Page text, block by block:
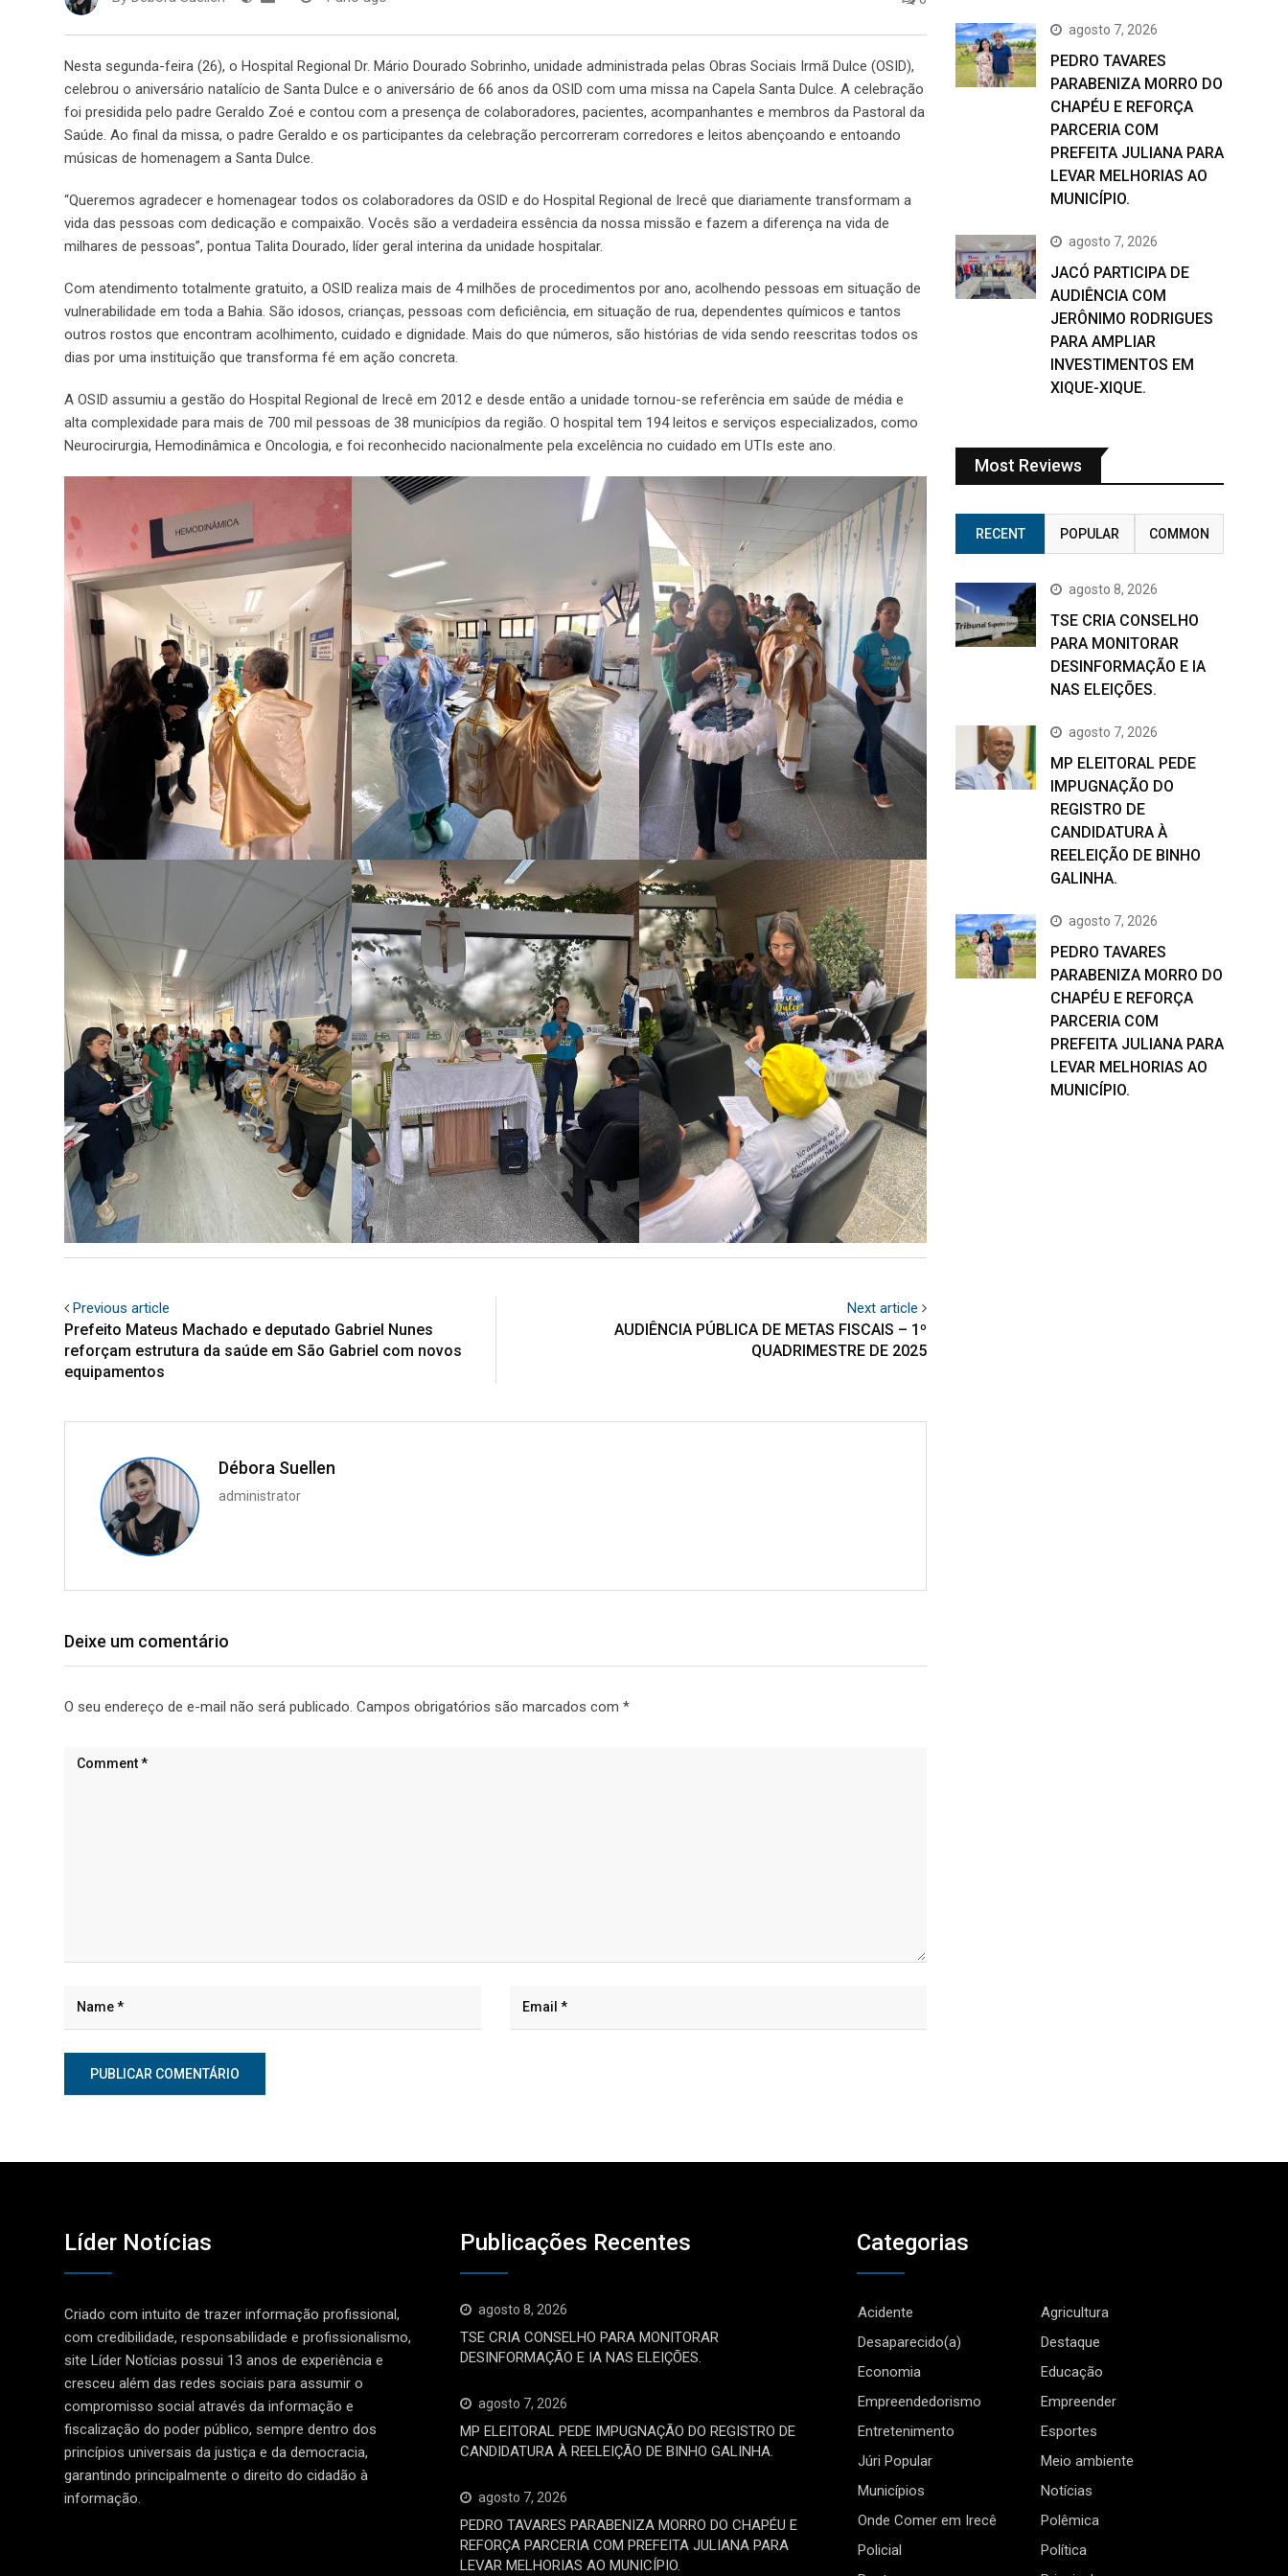
Nesta segunda-feira (26), o Hospital Regional Dr. Mário Dourado Sobrinho, unidade administrada pelas Obras Sociais Irmã Dulce (OSID),
celebrou o aniversário natalício de Santa Dulce e o aniversário de 66 anos da OSID com uma missa na Capela Santa Dulce. A celebração
foi presidida pelo padre Geraldo Zoé e contou com a presença de colaboradores, pacientes, acompanhantes e membros da Pastoral da
Saúde. Ao final da missa, o padre Geraldo e os participantes da celebração percorreram corredores e leitos abençoando e entoando
músicas de homenagem a Santa Dulce.
“Queremos agradecer e homenagear todos os colaboradores da OSID e do Hospital Regional de Irecê que diariamente transformam a
vida das pessoas com dedicação e compaixão. Vocês são a verdadeira essência da nossa missão e fazem a diferença na vida de
milhares de pessoas”, pontua Talita Dourado, líder geral interina da unidade hospitalar.
Com atendimento totalmente gratuito, a OSID realiza mais de 4 milhões de procedimentos por ano, acolhendo pessoas em situação de
vulnerabilidade em toda a Bahia. São idosos, crianças, pessoas com deficiência, em situação de rua, dependentes químicos e tantos
outros rostos que encontram acolhimento, cuidado e dignidade. Mais do que números, são histórias de vida sendo reescritas todos os
dias por uma instituição que transforma fé em ação concreta.
A OSID assumiu a gestão do Hospital Regional de Irecê em 2012 e desde então a unidade tornou-se referência em saúde de média e
alta complexidade para mais de 700 mil pessoas de 38 municípios da região. O hospital tem 194 leitos e serviços especializados, como
Neurocirurgia, Hemodinâmica e Oncologia, e foi reconhecido nacionalmente pela excelência no cuidado em UTIs este ano.
Previous article
Prefeito Mateus Machado e deputado Gabriel Nunes
reforçam estrutura da saúde em São Gabriel com novos
equipamentos
Next article
AUDIÊNCIA PÚBLICA DE METAS FISCAIS – 1º
QUADRIMESTRE DE 2025
Débora Suellen
administrator
Deixe um comentário
O seu endereço de e-mail não será publicado. Campos obrigatórios são marcados com *
agosto 7, 2026
PEDRO TAVARES
PARABENIZA MORRO DO
CHAPÉU E REFORÇA
PARCERIA COM
PREFEITA JULIANA PARA
LEVAR MELHORIAS AO
MUNICÍPIO.
agosto 7, 2026
JACÓ PARTICIPA DE
AUDIÊNCIA COM
JERÔNIMO RODRIGUES
PARA AMPLIAR
INVESTIMENTOS EM
XIQUE-XIQUE.
Most Reviews
RECENT POPULAR COMMON
agosto 8, 2026
TSE CRIA CONSELHO
PARA MONITORAR
DESINFORMAÇÃO E IA
NAS ELEIÇÕES.
agosto 7, 2026
MP ELEITORAL PEDE
IMPUGNAÇÃO DO
REGISTRO DE
CANDIDATURA À
REELEIÇÃO DE BINHO
GALINHA.
agosto 7, 2026
PEDRO TAVARES
PARABENIZA MORRO DO
CHAPÉU E REFORÇA
PARCERIA COM
PREFEITA JULIANA PARA
LEVAR MELHORIAS AO
MUNICÍPIO.
Líder Notícias
Criado com intuito de trazer informação profissional,
com credibilidade, responsabilidade e profissionalismo,
site Líder Notícias possui 13 anos de experiência e
cresceu além das redes sociais para assumir o
compromisso social através da informação e
fiscalização do poder público, sempre dentro dos
princípios universais da justiça e da democracia,
garantindo principalmente o direito do cidadão à
informação.
Publicações Recentes
agosto 8, 2026
TSE CRIA CONSELHO PARA MONITORAR
DESINFORMAÇÃO E IA NAS ELEIÇÕES.
agosto 7, 2026
MP ELEITORAL PEDE IMPUGNAÇÃO DO REGISTRO DE
CANDIDATURA À REELEIÇÃO DE BINHO GALINHA.
agosto 7, 2026
PEDRO TAVARES PARABENIZA MORRO DO CHAPÉU E
REFORÇA PARCERIA COM PREFEITA JULIANA PARA
LEVAR MELHORIAS AO MUNICÍPIO.
Categorias
Acidente
Agricultura
Desaparecido(a)
Destaque
Economia
Educação
Empreendedorismo
Empreender
Entretenimento
Esportes
Júri Popular
Meio ambiente
Municípios
Notícias
Onde Comer em Irecê
Polêmica
Policial
Política